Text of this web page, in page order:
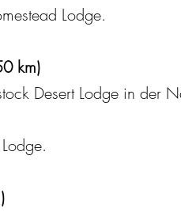
Lodge.
km)
Desert Lodge in der